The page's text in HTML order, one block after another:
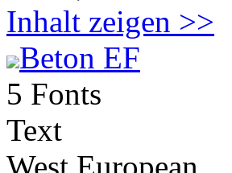
Inhalt zeigen >>
Beton EF
5 Fonts
Text